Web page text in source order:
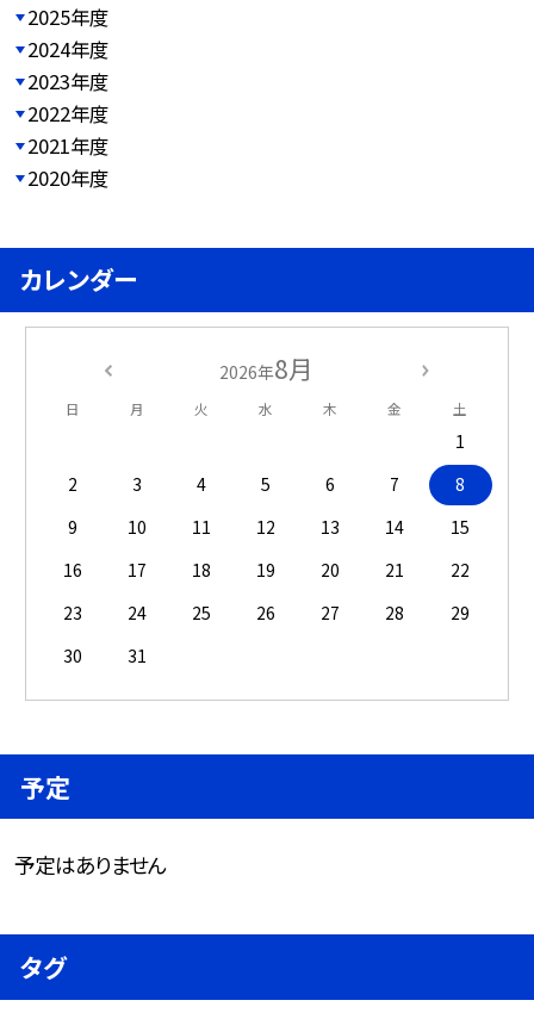
2025年度
2024年度
2023年度
2022年度
2021年度
2020年度
カレンダー
2026年8月
日 月 火 水 木 金 土
1
2
3 4 5 6 7
8
9
10 11 12 13 14
15
16
17 18 19 20 21
22
23
24 25 26 27 28
29
30
31
予定
予定はありません
タグ